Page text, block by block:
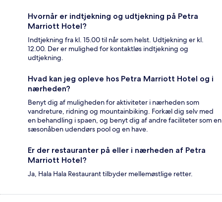
Hvornår er indtjekning og udtjekning på Petra
Marriott Hotel?
Indtjekning fra kl. 15.00 til når som helst. Udtjekning er kl.
12.00. Der er mulighed for kontaktløs indtjekning og
udtjekning.
Hvad kan jeg opleve hos Petra Marriott Hotel og i
nærheden?
Benyt dig af muligheden for aktiviteter i nærheden som
vandreture, ridning og mountainbiking. Forkæl dig selv med
en behandling i spaen, og benyt dig af andre faciliteter som en
sæsonåben udendørs pool og en have.
Er der restauranter på eller i nærheden af Petra
Marriott Hotel?
Ja, Hala Hala Restaurant tilbyder mellemøstlige retter.